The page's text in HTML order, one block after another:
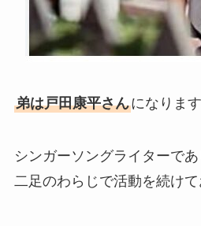
弟は戸田康平さんになります
シンガーソングライターで
二足のわらじで活動を続けて